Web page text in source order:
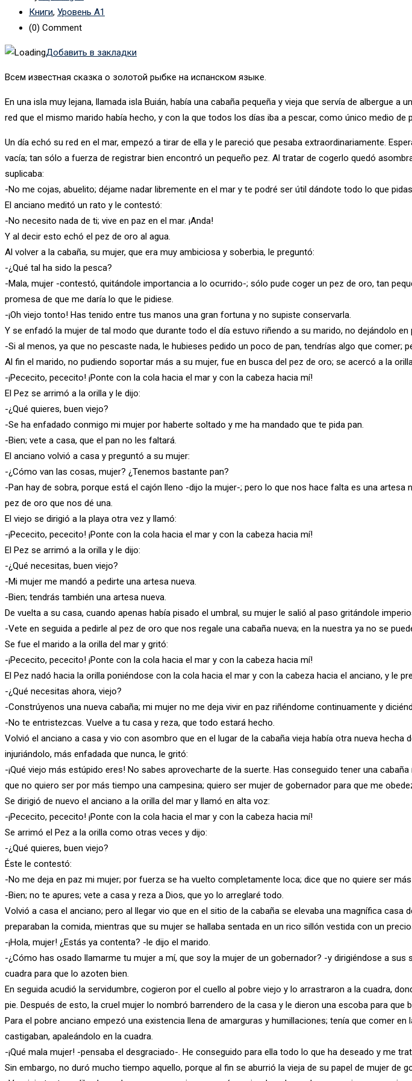
Книги, Уровень А1
(0) Comment
Добавить в закладки
Всем известная сказка о золотой рыбке на испанском языке.
En una isla muy lejana, llamada isla Buián, había una cabaña pequeña y vieja que servía de albergue
red que el mismo marido había hecho, y con la que todos los días iba a pescar, como único medio de
Un día echó su red en el mar, empezó a tirar de ella y le pareció que pesaba extraordinariamente.
vacía; tan sólo a fuerza de registrar bien encontró un pequeño pez. Al tratar de cogerlo quedó
suplicaba:
-No me cojas, abuelito; déjame nadar libremente en el mar y te podré ser útil dándote todo lo que pidas.
El anciano meditó un rato y le contestó:
-No necesito nada de ti; vive en paz en el mar. ¡Anda!
Y al decir esto echó el pez de oro al agua.
Al volver a la cabaña, su mujer, que era muy ambiciosa y soberbia, le preguntó:
-¿Qué tal ha sido la pesca?
-Mala, mujer -contestó, quitándole importancia a lo ocurrido-; sólo pude coger un pez de oro, tan
promesa de que me daría lo que le pidiese.
-¡Oh viejo tonto! Has tenido entre tus manos una gran fortuna y no supiste conservarla.
Y se enfadó la mujer de tal modo que durante todo el día estuvo riñendo a su marido, no dejándolo en
-Si al menos, ya que no pescaste nada, le hubieses pedido un poco de pan, tendrías algo que comer;
Al fin el marido, no pudiendo soportar más a su mujer, fue en busca del pez de oro; se acercó a la
-¡Pececito, pececito! ¡Ponte con la cola hacia el mar y con la cabeza hacia mí!
El Pez se arrimó a la orilla y le dijo:
-¿Qué quieres, buen viejo?
-Se ha enfadado conmigo mi mujer por haberte soltado y me ha mandado que te pida pan.
-Bien; vete a casa, que el pan no les faltará.
El anciano volvió a casa y preguntó a su mujer:
-¿Cómo van las cosas, mujer? ¿Tenemos bastante pan?
-Pan hay de sobra, porque está el cajón lleno -dijo la mujer-; pero lo que nos hace falta es una
pez de oro que nos dé una.
El viejo se dirigió a la playa otra vez y llamó:
-¡Pececito, pececito! ¡Ponte con la cola hacia el mar y con la cabeza hacia mí!
El Pez se arrimó a la orilla y le dijo:
-¿Qué necesitas, buen viejo?
-Mi mujer me mandó a pedirte una artesa nueva.
-Bien; tendrás también una artesa nueva.
De vuelta a su casa, cuando apenas había pisado el umbral, su mujer le salió al paso gritándole
-Vete en seguida a pedirle al pez de oro que nos regale una cabaña nueva; en la nuestra ya no se
Se fue el marido a la orilla del mar y gritó:
-¡Pececito, pececito! ¡Ponte con la cola hacia el mar y con la cabeza hacia mí!
El Pez nadó hacia la orilla poniéndose con la cola hacia el mar y con la cabeza hacia el anciano, y le
-¿Qué necesitas ahora, viejo?
-Constrúyenos una nueva cabaña; mi mujer no me deja vivir en paz riñéndome continuamente y
-No te entristezcas. Vuelve a tu casa y reza, que todo estará hecho.
Volvió el anciano a casa y vio con asombro que en el lugar de la cabaña vieja había otra nueva
injuriándolo, más enfadada que nunca, le gritó:
-¡Qué viejo más estúpido eres! No sabes aprovecharte de la suerte. Has conseguido tener una
que no quiero ser por más tiempo una campesina; quiero ser mujer de gobernador para que me
Se dirigió de nuevo el anciano a la orilla del mar y llamó en alta voz:
-¡Pececito, pececito! ¡Ponte con la cola hacia el mar y con la cabeza hacia mí!
Se arrimó el Pez a la orilla como otras veces y dijo:
-¿Qué quieres, buen viejo?
Éste le contestó:
-No me deja en paz mi mujer; por fuerza se ha vuelto completamente loca; dice que no quiere ser
-Bien; no te apures; vete a casa y reza a Dios, que yo lo arreglaré todo.
Volvió a casa el anciano; pero al llegar vio que en el sitio de la cabaña se elevaba una magnífica
preparaban la comida, mientras que su mujer se hallaba sentada en un rico sillón vestida con un
-¡Hola, mujer! ¿Estás ya contenta? -le dijo el marido.
-¿Cómo has osado llamarme tu mujer a mí, que soy la mujer de un gobernador? -y dirigiéndose a
cuadra para que lo azoten bien.
En seguida acudió la servidumbre, cogieron por el cuello al pobre viejo y lo arrastraron a la cuadra,
pie. Después de esto, la cruel mujer lo nombró barrendero de la casa y le dieron una escoba para que
Para el pobre anciano empezó una existencia llena de amarguras y humillaciones; tenía que comer
castigaban, apaleándolo en la cuadra.
-¡Qué mala mujer! -pensaba el desgraciado-. He conseguido para ella todo lo que ha deseado y me
Sin embargo, no duró mucho tiempo aquello, porque al fin se aburrió la vieja de su papel de mujer de